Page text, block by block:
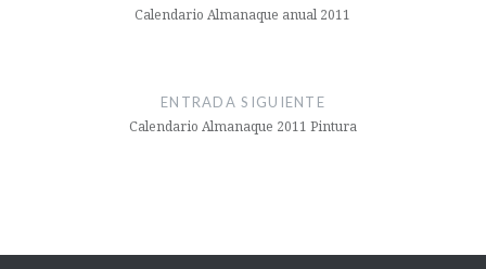
Calendario Almanaque anual 2011
ENTRADA SIGUIENTE
Calendario Almanaque 2011 Pintura